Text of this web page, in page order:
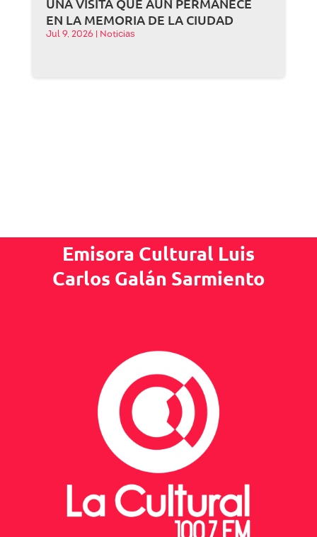
UNA VISITA QUE AÚN PERMANECE
EN LA MEMORIA DE LA CIUDAD
Jul 9, 2026 Noticias
Emisora Cultural Luis
Carlos Galán Sarmiento